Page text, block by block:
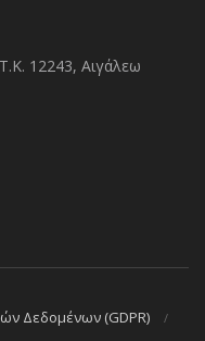
12243, Αιγάλεω
Δεδομένων (GDPR)